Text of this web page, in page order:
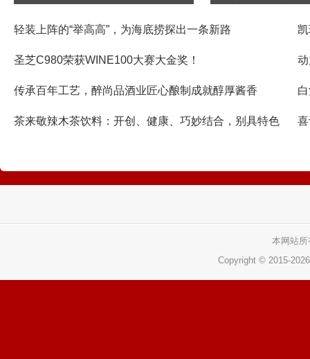
轻装上阵的“举高高”，为海底捞探出一条新路
圣芝C980荣获WINE100大赛大金奖！
传承百年工艺，醉尚品酒业匠心酿制成就醇厚酱香
茶来敬辣木茶饮料：开创、健康、巧妙结合，别具特色
本网站
Copyright © 2015-